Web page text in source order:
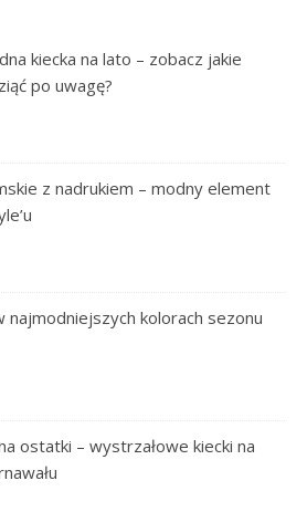
kiecka na lato – zobacz jakie
po uwagę?
z nadrukiem – modny element
najmodniejszych kolorach sezonu
ostatki – wystrzałowe kiecki na